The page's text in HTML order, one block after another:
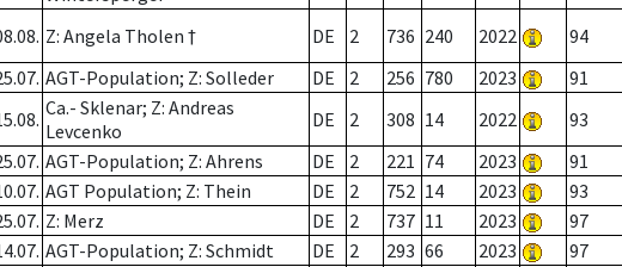
Z: Angela Tholen † DE 2 736 240 2022 94
AGT-Population; Z: Solleder DE 2 256 780 2023 91
Ca.- Sklenar; Z: Andreas
Levcenko
DE 2 308 14 2022 93
AGT-Population; Z: Ahrens DE 2 221 74 2023 91
AGT Population; Z: Thein DE 2 752 14 2023 93
Z: Merz DE 2 737 11 2023 97
AGT-Population; Z: Schmidt DE 2 293 66 2023 97